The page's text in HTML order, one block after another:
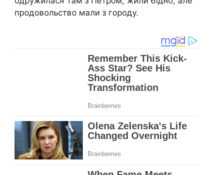
продовольство мали з городу.